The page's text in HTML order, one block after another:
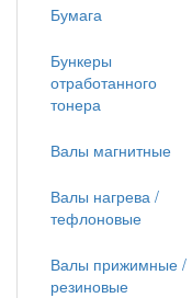
Бумага
Бункеры
отработанного
тонера
Валы магнитные
Валы нагрева /
тефлоновые
Валы прижимные /
резиновые